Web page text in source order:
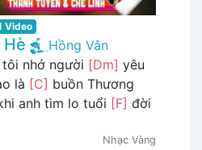
Video
Hồng Vân
tôi nhớ người [Dm] yêu
là [C] buồn Thương
anh tìm lo tuổi [F] đời
Nhạc Vàng